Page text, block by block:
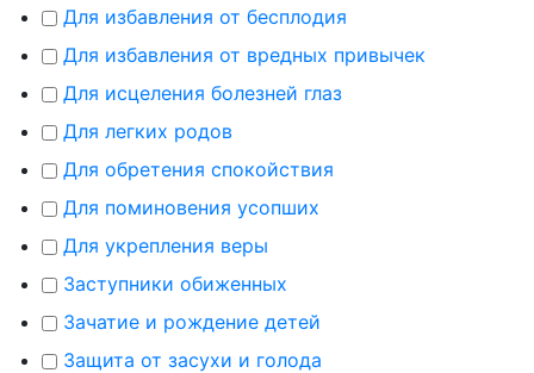
Для избавления от бесплодия
Для избавления от вредных привычек
Для исцеления болезней глаз
Для легких родов
Для обретения спокойствия
Для поминовения усопших
Для укрепления веры
Заступники обиженных
Зачатие и рождение детей
Защита от засухи и голода